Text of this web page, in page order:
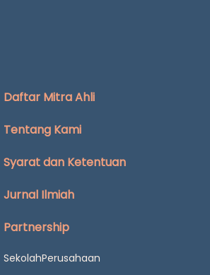
Daftar Mitra Ahli
Tentang Kami
Syarat dan Ketentuan
Jurnal Ilmiah
Partnership
SekolahPerusahaan